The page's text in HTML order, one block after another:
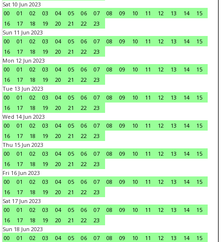
Sat 10 Jun 2023
00
01 02 03 04 05 06 07 08 09 10 11 12 13 14
15
16
17 18 19 20 21 22
23
Sun 11 Jun 2023
00
01 02 03 04 05 06 07 08 09 10 11 12 13 14
15
16
17 18 19 20 21 22
23
Mon 12 Jun 2023
00
01 02 03 04 05 06 07 08 09 10 11 12 13 14
15
16
17 18 19 20 21 22
23
Tue 13 Jun 2023
00
01 02 03 04 05 06 07 08 09 10 11 12 13 14
15
16
17 18 19 20 21 22
23
Wed 14 Jun 2023
00
01 02 03 04 05 06 07 08 09 10 11 12 13 14
15
16
17 18 19 20 21 22
23
Thu 15 Jun 2023
00
01 02 03 04 05 06 07 08 09 10 11 12 13 14
15
16
17 18 19 20 21 22
23
Fri 16 Jun 2023
00
01 02 03 04 05 06 07 08 09 10 11 12 13 14
15
16
17 18 19 20 21 22
23
Sat 17 Jun 2023
00
01 02 03 04 05 06 07 08 09 10 11 12 13 14
15
16
17 18 19 20 21 22
23
Sun 18 Jun 2023
00
01 02 03 04 05 06 07 08 09 10 11 12 13 14
15